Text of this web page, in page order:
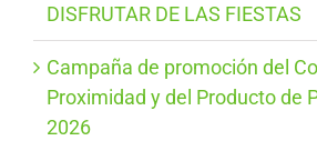
DISFRUTAR DE LAS FIESTAS
Campaña de promoción del
Proximidad y del Producto de
2026